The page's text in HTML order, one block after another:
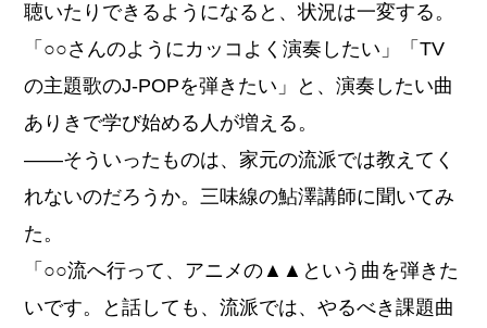
聴いたりできるようになると、状況は一変する。
「○○さんのようにカッコよく演奏したい」「TV
の主題歌のJ-POPを弾きたい」と、演奏したい曲
ありきで学び始める人が増える。
――そういったものは、家元の流派では教えてく
れないのだろうか。三味線の鮎澤講師に聞いてみ
た。
「○○流へ行って、アニメの▲▲という曲を弾きた
いです。と話しても、流派では、やるべき課題曲